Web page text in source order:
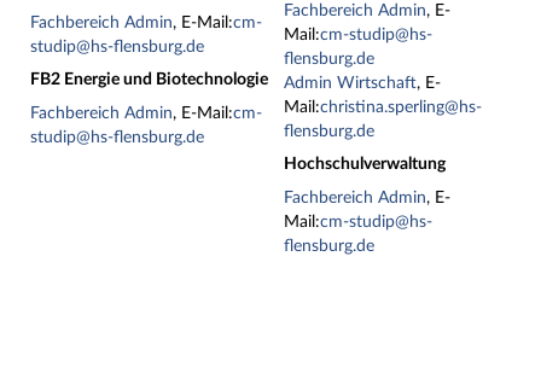
Fachbereich Admin, E-Mail:cm-
studip@hs-flensburg.de
FB2 Energie und Biotechnologie
Fachbereich Admin, E-Mail:cm-
studip@hs-flensburg.de
Fachbereich Admin, E-
Mail:cm-studip@hs-
flensburg.de
Admin Wirtschaft, E-
Mail:christina.sperling@hs-
flensburg.de
Hochschulverwaltung
Fachbereich Admin, E-
Mail:cm-studip@hs-
flensburg.de